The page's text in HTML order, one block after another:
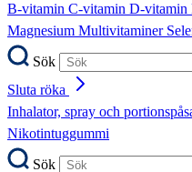
B-vitamin C-vitamin D-vitamin
Magnesium Multivitaminer
Sök
Sluta röka
Inhalator, spray och
Nikotintuggummi
Sök